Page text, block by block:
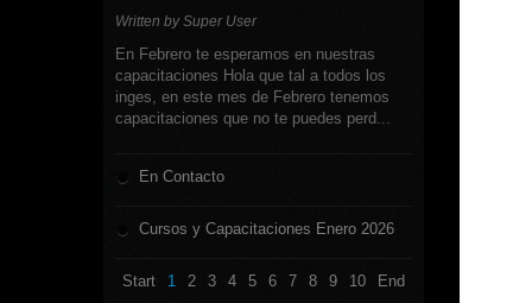
Written by Super User
En Febrero te esperamos en nuestras
capacitaciones Hola que tal a todos los
inges, en este mes de Febrero tenemos
capacitaciones que no te puedes perd...
En Contacto
Cursos y Capacitaciones Enero 2026
Start 1 2 3 4 5 6 7 8 9 10 End